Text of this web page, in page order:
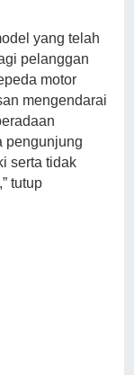
yang telah
pelanggan
motor
mengendarai
pengunjung
serta tidak
tutup